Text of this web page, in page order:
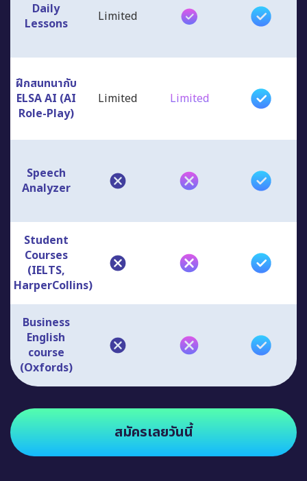
Daily
Lessons
Limited
ฝึกสนทนากับ
ELSA AI (AI
Role-Play)
Limited Limited
Speech
Analyzer
Student
Courses
(IELTS,
HarperCollins)
Business
English
course
(Oxfords)
สมัครเลยวันนี้